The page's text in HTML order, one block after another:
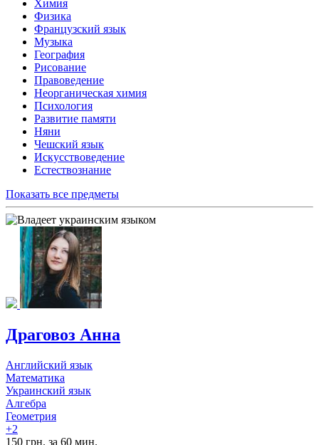
Химия
Физика
Французский язык
Музыка
География
Рисование
Правоведение
Неорганическая химия
Психология
Развитие памяти
Няни
Чешский язык
Искусствоведение
Естествознание
Показать все предметы
Драговоз Анна
Английский язык
Математика
Украинский язык
Алгебра
Геометрия
+2
150 грн. за 60 мин.